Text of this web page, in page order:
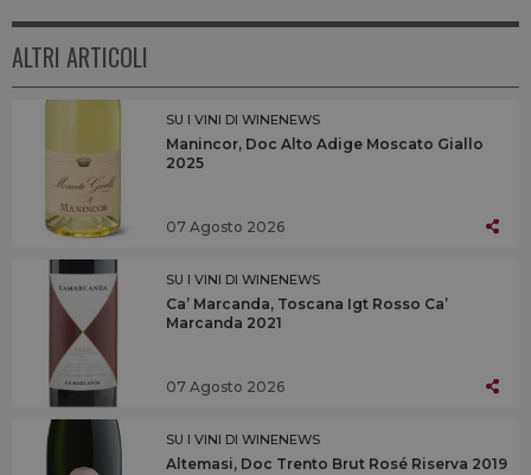
ALTRI ARTICOLI
SU I VINI DI WINENEWS
Manincor, Doc Alto Adige Moscato Giallo
2025
07 Agosto 2026
SU I VINI DI WINENEWS
Ca’ Marcanda, Toscana Igt Rosso Ca’
Marcanda 2021
07 Agosto 2026
SU I VINI DI WINENEWS
Altemasi, Doc Trento Brut Rosé Riserva 2019